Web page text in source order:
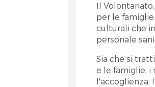
Il
per le
culturali che
personale
Sia che si
e le famiglie, i
l'accoglienza,